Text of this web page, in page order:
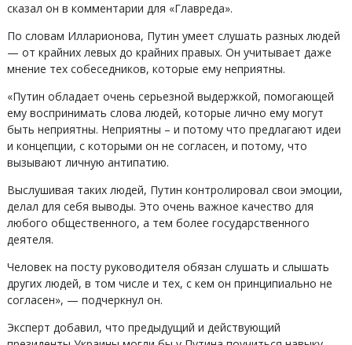
сказал он в комментарии для «Главреда».
По словам Илларионова, Путин умеет слушать разных людей
— от крайних левых до крайних правых. Он учитывает даже
мнение тех собеседников, которые ему неприятны.
«Путин обладает очень серьезной выдержкой, помогающей
ему воспринимать слова людей, которые лично ему могут
быть неприятны. Неприятны – и потому что предлагают идеи
и концепции, с которыми он не согласен, и потому, что
вызывают личную антипатию.
Выслушивая таких людей, Путин контролировал свои эмоции,
делал для себя выводы. Это очень важное качество для
любого общественного, а тем более государственного
деятеля.
Человек на посту руководителя обязан слушать и слышать
других людей, в том числе и тех, с кем он принципиально не
согласен», — подчеркнул он.
Эксперт добавил, что предыдущий и действующий